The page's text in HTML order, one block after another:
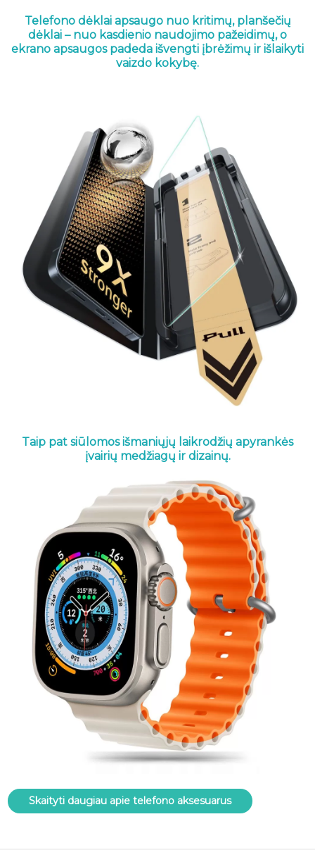
Telefono dėklai apsaugo nuo kritimų, planšečių
dėklai – nuo kasdienio naudojimo pažeidimų, o
ekrano apsaugos padeda išvengti įbrėžimų ir išlaikyti
vaizdo kokybę.
Taip pat siūlomos išmaniųjų laikrodžių apyrankės
įvairių medžiagų ir dizainų.
Skaityti daugiau apie telefono aksesuarus